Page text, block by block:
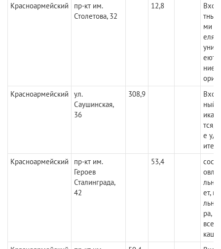
Красноармейский
пр-кт им.
Столетова, 32
12,8
тный
ми
ние
Красноармейский
ул.
Саушинская,
36
308,9
Вход
ный,
тся,
е
Красноармейский
пр-кт им.
Героев
Сталинграда,
42
53,4
ет,
ра,
все